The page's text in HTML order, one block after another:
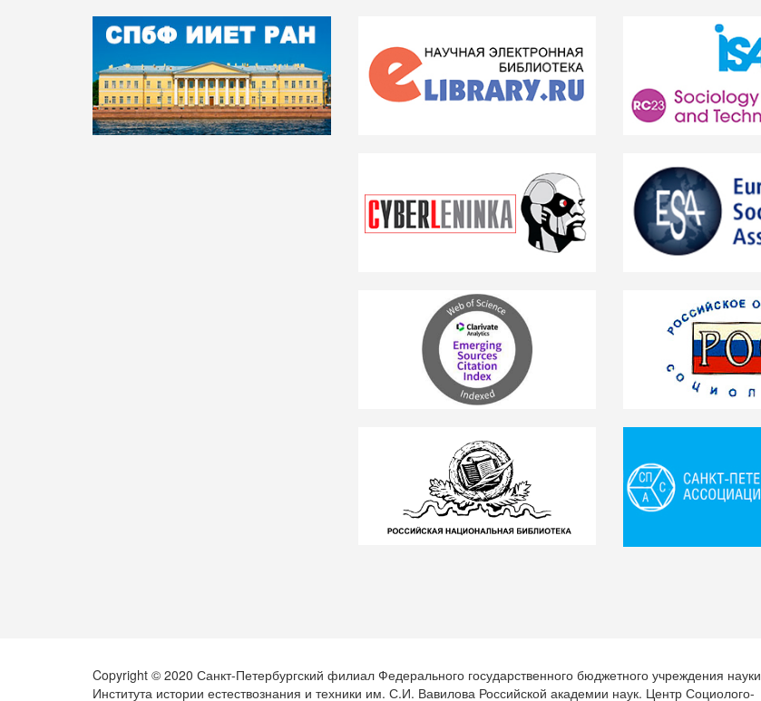
Copyright © 2020 Санкт-Петербургский филиал Федерального государственного бюджетного учреждения науки
Института истории естествознания и техники им. С.И. Вавилова Российской академии наук. Центр Социолого-